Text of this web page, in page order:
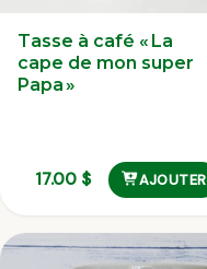
Tasse à café « La
cape de mon super
Papa »
17.00 $ AJOUTER